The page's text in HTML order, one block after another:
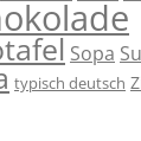
Sopa
typisch deutsch